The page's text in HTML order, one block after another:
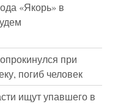
«Якорь» в
при
погиб человек
ищут упавшего в